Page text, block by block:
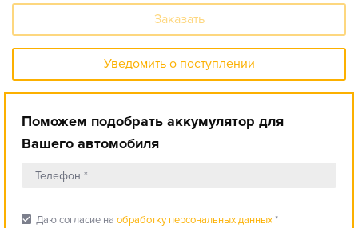
Заказать
Уведомить о поступлении
Поможем подобрать аккумулятор для
Вашего автомобиля
check_box Даю согласие на обработку персональных данных*